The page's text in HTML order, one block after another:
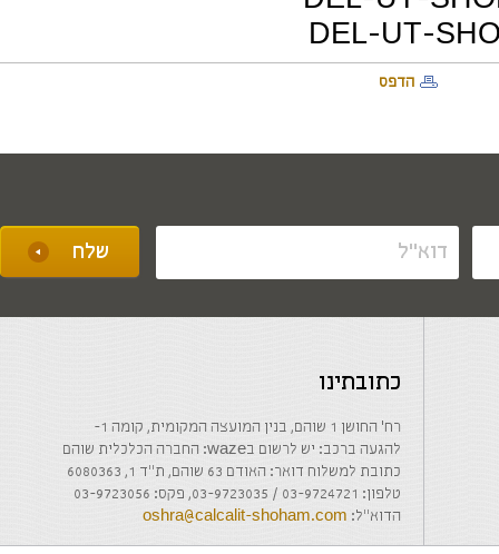
הדפס
כתובתינו
רח' החושן 1 שוהם, בנין המועצה המקומית, קומה 1-
להגעה ברכב: יש לרשום בwaze: החברה הכלכלית שוהם
כתובת למשלוח דואר: האודם 63 שוהם, ת"ד 1, 6080363
טלפון: 03-9724721 / 03-9723035, פקס: 03-9723056
הדוא"ל: oshra@calcalit-shoham.com